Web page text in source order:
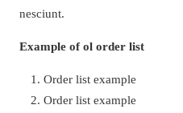
nesciunt.
Example of ol order list
Order list example
Order list example